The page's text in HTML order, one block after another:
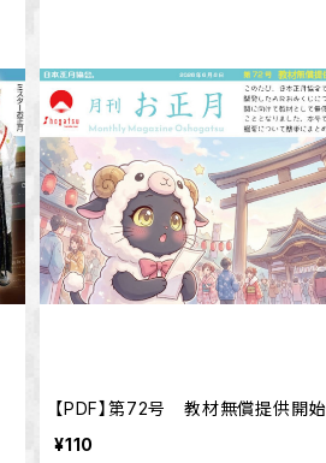
【PDF】第72号 教材無償提供開始
¥110